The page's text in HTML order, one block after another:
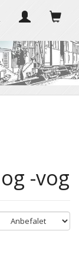
-vog